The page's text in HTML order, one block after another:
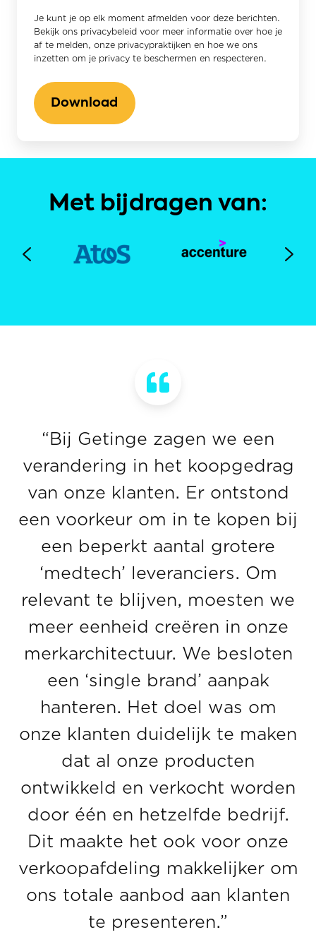
Je kunt je op elk moment afmelden voor deze berichten.
Bekijk ons privacybeleid voor meer informatie over hoe je
af te melden, onze privacypraktijken en hoe we ons
inzetten om je privacy te beschermen en respecteren.
Met bijdragen van:
“Bij Getinge zagen we een
verandering in het koopgedrag
van onze klanten. Er ontstond
een voorkeur om in te kopen bij
een beperkt aantal grotere
‘medtech’ leveranciers. Om
relevant te blijven, moesten we
meer eenheid creëren in onze
merkarchitectuur. We besloten
een ‘single brand’ aanpak
hanteren. Het doel was om
onze klanten duidelijk te maken
dat al onze producten
ontwikkeld en verkocht worden
door één en hetzelfde bedrijf.
Dit maakte het ook voor onze
verkoopafdeling makkelijker om
ons totale aanbod aan klanten
te presenteren.”